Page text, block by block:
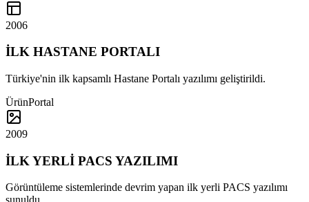
2006
İLK HASTANE PORTALI
Türkiye'nin ilk kapsamlı Hastane Portalı yazılımı geliştirildi.
ÜrünPortal
2009
İLK YERLİ PACS YAZILIMI
Görüntüleme sistemlerinde devrim yapan ilk yerli PACS yazılımı